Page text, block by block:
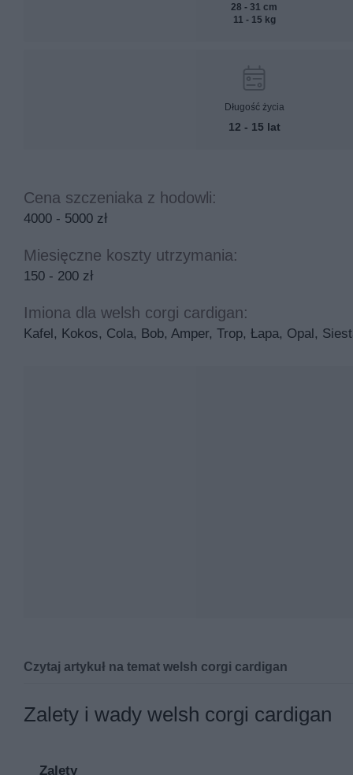
28 - 31 cm
11 - 15 kg
Długość życia
12 - 15 lat
Cena szczeniaka z hodowli:
4000 - 5000 zł
Miesięczne koszty utrzymania:
150 - 200 zł
Imiona dla welsh corgi cardigan:
Kafel, Kokos, Cola, Bob, Amper, Trop, Łapa, Opal,
Czytaj artykuł na temat welsh corgi cardigan
Welsh corgi cardigan, obok bardziej znanego
sobą blisko spokrewnione i dla laika na pierwszy
Zalety i wady welsh corgi cardigan
Zalety